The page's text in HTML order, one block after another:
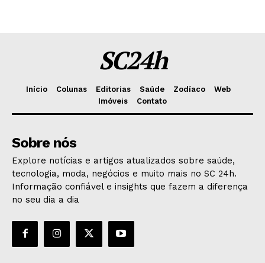
SC24h
Início Colunas Editorias Saúde Zodíaco
Web
Imóveis
Contato
Sobre nós
Explore notícias e artigos atualizados sobre saúde,
tecnologia, moda, negócios e muito mais no SC 24h.
Informação confiável e insights que fazem a diferença
no seu dia a dia